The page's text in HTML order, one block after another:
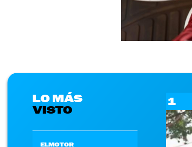
LO MÁS
VISTO
ELMOTOR
1